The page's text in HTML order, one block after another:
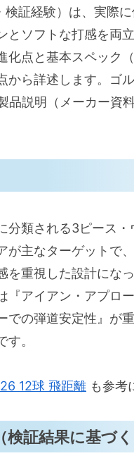
ゲット層とコース
買うべきか）
いほうが良い人）
イバー・アイアン・
クス、林間、トーナ
評価）
・ピース構造・フィ
バー素材やコーティ
うべきか・試す方法
証経験）は、実際
ソフトな打感を両
化点と基本スペック
から詳述します。ゴ
品説明（メーカー資
類される3ピース
が主なターゲットで
を重視した設計にな
『アイアン・アプロ
での弾道安定性』が
。
12球 飛距離 も参考
証結果に基づく